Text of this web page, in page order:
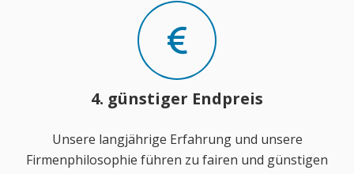
4. günstiger Endpreis
Unsere langjährige Erfahrung und unsere
Firmenphilosophie führen zu fairen und günstigen